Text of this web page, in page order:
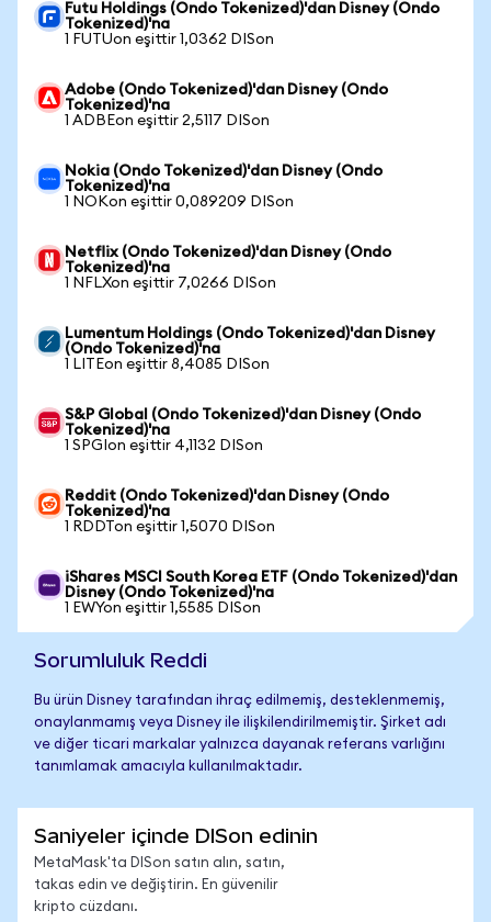
Futu Holdings (Ondo Tokenized)'dan Disney (Ondo
Tokenized)'na
1 FUTUon eşittir 1,0362 DISon
Adobe (Ondo Tokenized)'dan Disney (Ondo
Tokenized)'na
1 ADBEon eşittir 2,5117 DISon
Nokia (Ondo Tokenized)'dan Disney (Ondo
Tokenized)'na
1 NOKon eşittir 0,089209 DISon
Netflix (Ondo Tokenized)'dan Disney (Ondo
Tokenized)'na
1 NFLXon eşittir 7,0266 DISon
Lumentum Holdings (Ondo Tokenized)'dan Disney
(Ondo Tokenized)'na
1 LITEon eşittir 8,4085 DISon
S&P Global (Ondo Tokenized)'dan Disney (Ondo
Tokenized)'na
1 SPGIon eşittir 4,1132 DISon
Reddit (Ondo Tokenized)'dan Disney (Ondo
Tokenized)'na
1 RDDTon eşittir 1,5070 DISon
iShares MSCI South Korea ETF (Ondo Tokenized)'dan
Disney (Ondo Tokenized)'na
1 EWYon eşittir 1,5585 DISon
Sorumluluk Reddi
Bu ürün Disney tarafından ihraç edilmemiş, desteklenmemiş,
onaylanmamış veya Disney ile ilişkilendirilmemiştir. Şirket adı
ve diğer ticari markalar yalnızca dayanak referans varlığını
tanımlamak amacıyla kullanılmaktadır.
Saniyeler içinde DISon edinin
MetaMask'ta DISon satın alın, satın,
takas edin ve değiştirin. En güvenilir
kripto cüzdanı.